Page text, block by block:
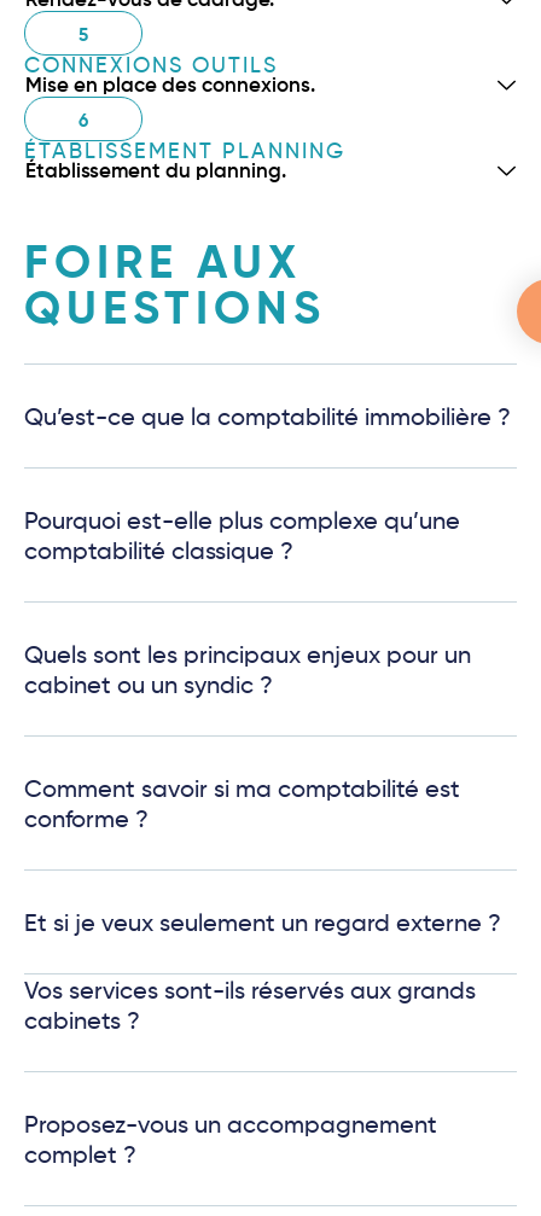
5
CONNEXIONS OUTILS
Mise en place des connexions.
6
ÉTABLISSEMENT PLANNING
Établissement du planning.
FOIRE AUX
QUESTIONS
Qu’est-ce que la comptabilité immobilière ?
Pourquoi est-elle plus complexe qu’une
comptabilité classique ?
Quels sont les principaux enjeux pour un
cabinet ou un syndic ?
Comment savoir si ma comptabilité est
conforme ?
Et si je veux seulement un regard externe ?
Vos services sont-ils réservés aux grands
cabinets ?
Proposez-vous un accompagnement
complet ?